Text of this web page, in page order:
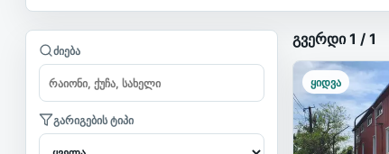
ძიება
გარიგების ტიპი
უძრავი
გვერდი 1 / 1
ყიდვა